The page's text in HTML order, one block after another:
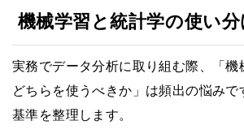
機械学習と統計学の使い分
実務でデータ分析に取り組む際、「機
どちらを使うべきか」は頻出の悩み
基準を整理します。